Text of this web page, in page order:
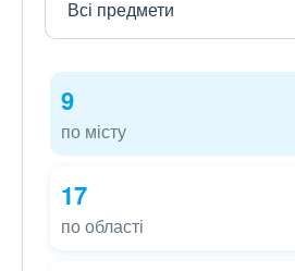
9
по місту
17
по області